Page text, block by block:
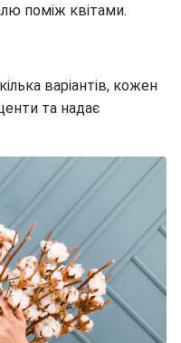
поміж квітами.
варіантів, кожен
та надає